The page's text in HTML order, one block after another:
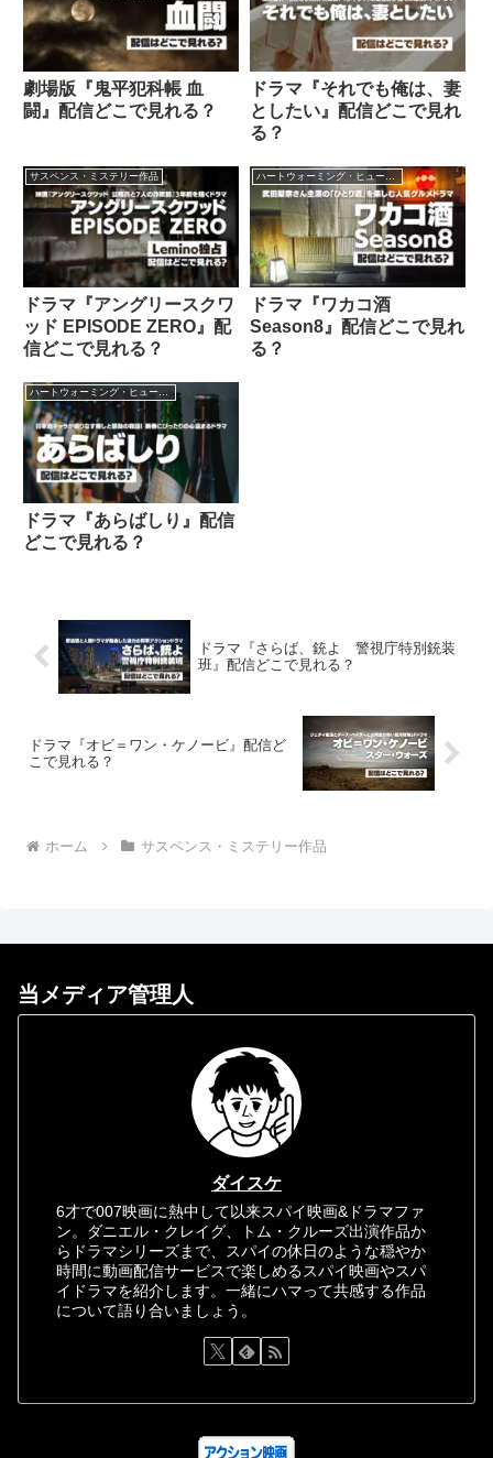
劇場版『鬼平犯科帳 血
闘』配信どこで見れる？
ドラマ『それでも俺は、妻
としたい』配信どこで見れ
る？
サスペンス・ミステリー作品
ドラマ『アングリースクワ
ッド EPISODE ZERO』配
信どこで見れる？
ドラマ『ワカコ酒
Season8』配信どこで見れ
る？
ドラマ『あらばしり』配信
どこで見れる？
ドラマ『さらば、銃よ 警視庁特別銃装
班』配信どこで見れる？
ドラマ『オビ＝ワン・ケノービ』配信ど
こで見れる？
ホーム サスペンス・ミステリー作品
当メディア管理人
ダイスケ
6才で007映画に熱中して以来スパイ映画&ドラマファ
ン。ダニエル・クレイグ、トム・クルーズ出演作品か
らドラマシリーズまで、スパイの休日のような穏やか
時間に動画配信サービスで楽しめるスパイ映画やスパ
イドラマを紹介します。一緒にハマって共感する作品
について語り合いましょう。